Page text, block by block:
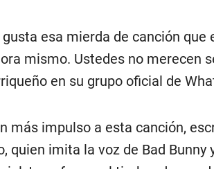
gusta esa mierda de canción que
mismo. Ustedes no merecen
en su grupo oficial de
más impulso a esta canción,
quien imita la voz de Bad Bunny